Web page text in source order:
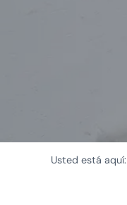
Usted está aquí: